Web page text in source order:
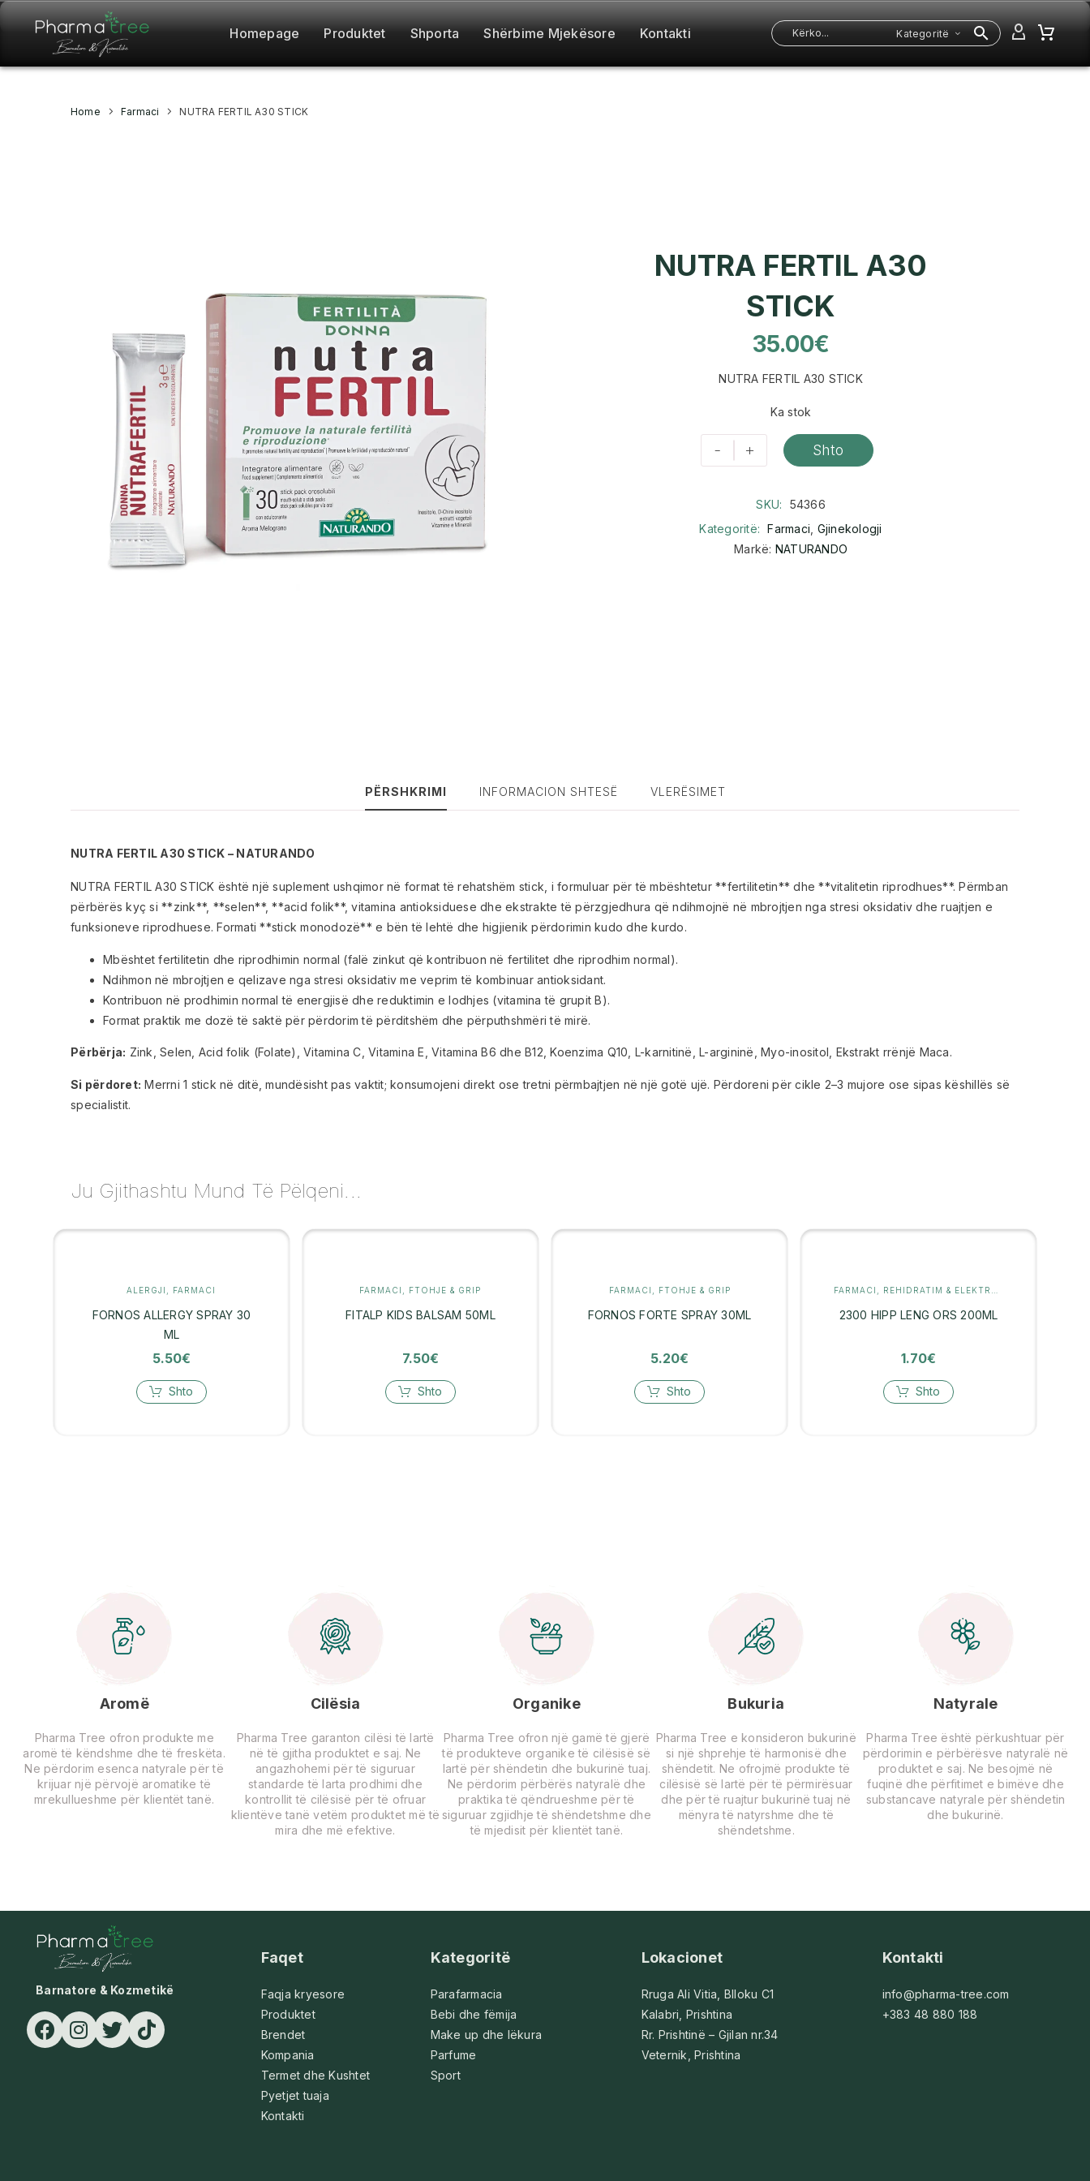
Homepage Produktet Shporta Shërbime Mjekësore Kontakti Kategoritë
Home Farmaci NUTRA FERTIL A30 STICK
NUTRA FERTIL A30
STICK
35.00€
NUTRA FERTIL A30 STICK
Ka stok
- + Shto
SKU:
54366
Kategoritë:
Farmaci Gjinekologji
Markë: NATURANDO
PËRSHKRIMI INFORMACION SHTESË VLERËSIMET
NUTRA FERTIL A30 STICK – NATURANDO
NUTRA FERTIL A30 STICK është një suplement ushqimor në format të rehatshëm stick, i formuluar për të mbështetur **fertilitetin** dhe **vitalitetin riprodhues**. Përmban
përbërës kyç si **zink**, **selen**, **acid folik**, vitamina antioksiduese dhe ekstrakte të përzgjedhura që ndihmojnë në mbrojtjen nga stresi oksidativ dhe ruajtjen e
funksioneve riprodhuese. Formati **stick monodozë** e bën të lehtë dhe higjienik përdorimin kudo dhe kurdo.
Mbështet fertilitetin dhe riprodhimin normal (falë zinkut që kontribuon në fertilitet dhe riprodhim normal).
Ndihmon në mbrojtjen e qelizave nga stresi oksidativ me veprim të kombinuar antioksidant.
Kontribuon në prodhimin normal të energjisë dhe reduktimin e lodhjes (vitamina të grupit B).
Format praktik me dozë të saktë për përdorim të përditshëm dhe përputhshmëri të mirë.
Përbërja: Zink, Selen, Acid folik (Folate), Vitamina C, Vitamina E, Vitamina B6 dhe B12, Koenzima Q10, L-karnitinë, L-argininë, Myo-inositol, Ekstrakt rrënjë Maca.
Si përdoret: Merrni 1 stick në ditë, mundësisht pas vaktit; konsumojeni direkt ose tretni përmbajtjen në një gotë ujë. Përdoreni për cikle 2–3 mujore ose sipas këshillës së
specialistit.
Ju Gjithashtu Mund Të Pëlqeni...
ALERGJI FARMACI
FORNOS ALLERGY SPRAY 30
ML
5.50€
Shto
FARMACI FTOHJE & GRIP
FITALP KIDS BALSAM 50ML
7.50€
Shto
FARMACI FTOHJE & GRIP
FORNOS FORTE SPRAY 30ML
5.20€
Shto
FARMACI REHIDRATIM & ELEKTROLITE
2300 HIPP LENG ORS 200ML
1.70€
Shto
Aromë
Pharma Tree ofron produkte me
aromë të këndshme dhe të freskëta.
Ne përdorim esenca natyrale për të
krijuar një përvojë aromatike të
mrekullueshme për klientët tanë.
Cilësia
Pharma Tree garanton cilësi të lartë
në të gjitha produktet e saj. Ne
angazhohemi për të siguruar
standarde të larta prodhimi dhe
kontrollit të cilësisë për të ofruar
klientëve tanë vetëm produktet më të
mira dhe më efektive.
Organike
Pharma Tree ofron një gamë të gjerë
të produkteve organike të cilësisë së
lartë për shëndetin dhe bukurinë tuaj.
Ne përdorim përbërës natyralë dhe
praktika të qëndrueshme për të
siguruar zgjidhje të shëndetshme dhe
të mjedisit për klientët tanë.
Bukuria
Pharma Tree e konsideron bukurinë
si një shprehje të harmonisë dhe
shëndetit. Ne ofrojmë produkte të
cilësisë së lartë për të përmirësuar
dhe për të ruajtur bukurinë tuaj në
mënyra të natyrshme dhe të
shëndetshme.
Natyrale
Pharma Tree është përkushtuar për
përdorimin e përbërësve natyralë në
produktet e saj. Ne besojmë në
fuqinë dhe përfitimet e bimëve dhe
substancave natyrale për shëndetin
dhe bukurinë.
Barnatore & Kozmetikë
Faqet
Faqja kryesore
Produktet
Brendet
Kompania
Termet dhe Kushtet
Pyetjet tuaja
Kontakti
Kategoritë
Parafarmacia
Bebi dhe fëmija
Make up dhe lëkura
Parfume
Sport
Lokacionet
Rruga Ali Vitia, Blloku C1
Kalabri, Prishtina
Rr. Prishtinë – Gjilan nr.34
Veternik, Prishtina
Kontakti
info@pharma-tree.com
+383 48 880 188